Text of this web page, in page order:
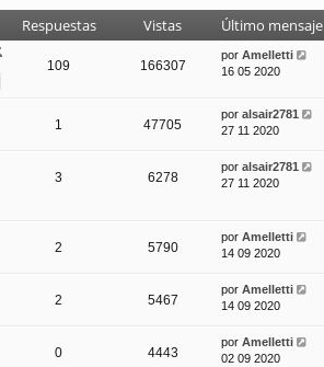
Respuestas Vistas Último mensaje
109 166307
por Amelletti
16 05 2020
1 47705
por alsair2781
27 11 2020
3 6278
por alsair2781
27 11 2020
2 5790
por Amelletti
14 09 2020
2 5467
por Amelletti
14 09 2020
0 4443
por Amelletti
02 09 2020